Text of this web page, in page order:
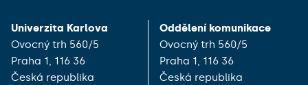
Univerzita Karlova
Ovocný trh 560/5
Praha 1, 116 36
Česká republika
Oddělení komunikace
Ovocný trh 560/5
Praha 1, 116 36
Česká republika